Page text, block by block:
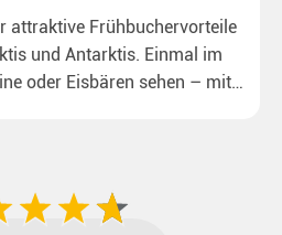
attraktive Frühbuchervorteile
und Antarktis. Einmal im
oder Eisbären sehen – mit